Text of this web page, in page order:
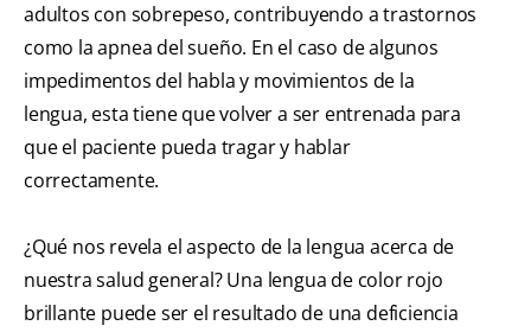
adultos con sobrepeso, contribuyendo a trastornos
como la apnea del sueño. En el caso de algunos
impedimentos del habla y movimientos de la
lengua, esta tiene que volver a ser entrenada para
que el paciente pueda tragar y hablar
correctamente.
¿Qué nos revela el aspecto de la lengua acerca de
nuestra salud general? Una lengua de color rojo
brillante puede ser el resultado de una deficiencia